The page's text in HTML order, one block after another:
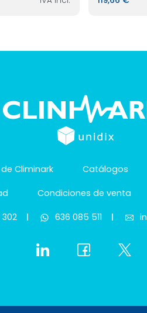
Climinark Catálogos
Condiciones de venta
302 636 085 511